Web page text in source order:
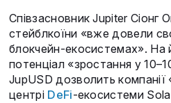
Співзасновник Jupiter Сіонг
стейблкоїни «вже довели
блокчейн-екосистемах». На
потенціал «зростання у
JupUSD дозволить компанії
центрі DeFi-екосистеми